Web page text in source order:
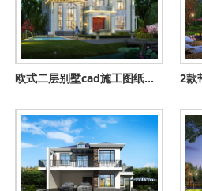
欧式二层别墅cad施工图纸，含效果图，欧式别墅设计图纸展示